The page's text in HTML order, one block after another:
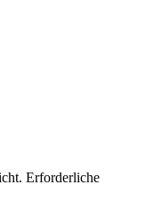
Erforderliche